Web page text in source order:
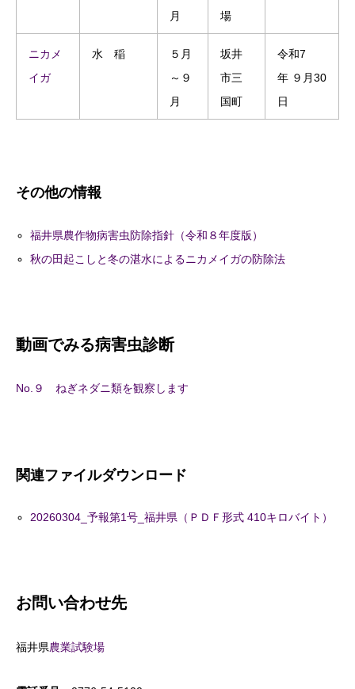
月
場
ニカメ
イガ
水 稲
５月
～９
月
坂井
市三
国町
令和7
年 ９月30
日
その他の情報
福井県農作物病害虫防除指針（令和８年度版）
秋の田起こしと冬の湛水によるニカメイガの防除法
動画でみる病害虫診断
No.９ ねぎネダニ類を観察します
関連ファイルダウンロード
20260304_予報第1号_福井県（ＰＤＦ形式 410キロバイト）
お問い合わせ先
福井県農業試験場